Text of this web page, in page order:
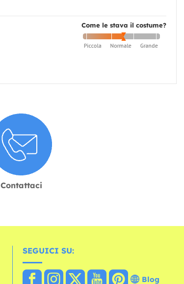
Come le stava il costume?
Contattaci
SEGUICI SU:
Blog